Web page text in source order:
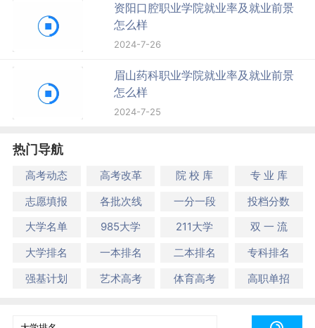
资阳口腔职业学院就业率及就业前景
怎么样
2024-7-26
眉山药科职业学院就业率及就业前景
怎么样
2024-7-25
热门导航
高考动态 高考改革 院 校 库
专 业 库
志愿填报
各批次线 一分一段
投档分数
大学名单
985大学 211大学
双 一 流
大学排名
一本排名 二本排名
专科排名
强基计划
艺术高考 体育高考 高职单招